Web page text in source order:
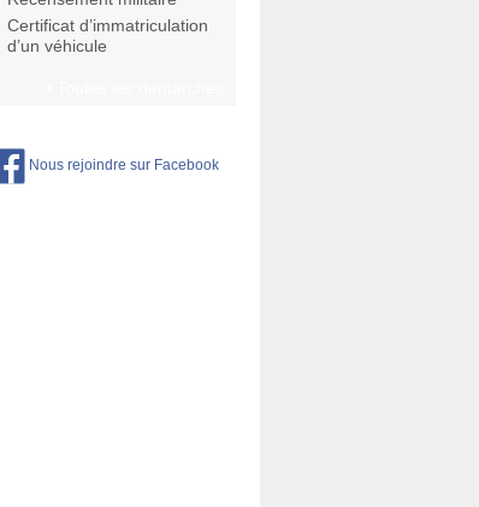
Certificat d’immatriculation
d’un véhicule
Nous rejoindre sur Facebook